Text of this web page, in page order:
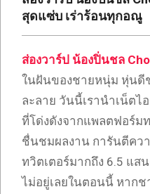
ONLYFANS
TIKTOK
สุดแซ่บ เร่าร้อนทุกอณู
ส่องวาร์ป น้องปิ่นชล
ในฝันของชายหนุ่ม หุ่นดี
ละลาย วันนี้เรานำเน็ตไ
ที่โด่งดังจากแพลตฟอร์ม
ชื่นชมผลงาน การันตีคว
ทวิตเตอร์มากถึง 6.5 แส
ไม่อยู่เลยในตอนนี้ หาก